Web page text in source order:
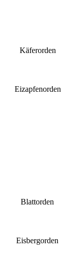
Käferorden
Eizapfenorden
Blattorden
Eisbergorden